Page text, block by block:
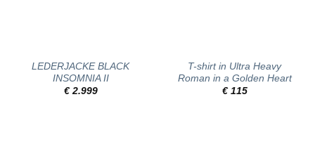
LEDERJACKE BLACK
INSOMNIA II
€2.999
T-shirt in Ultra Heavy
Roman in a Golden Heart
€115